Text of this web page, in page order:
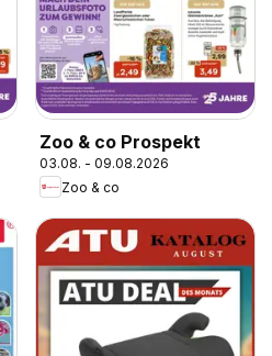
Zoo & co Prospekt
03.08. - 09.08.2026
Zoo & co